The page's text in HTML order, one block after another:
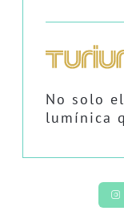
No solo
lumínica